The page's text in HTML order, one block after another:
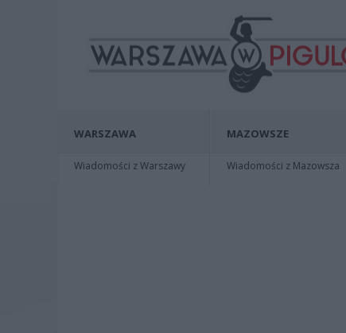
WARSZAWA
Wiadomości z Warszawy
MAZOWSZE
Wiadomości z Mazowsza